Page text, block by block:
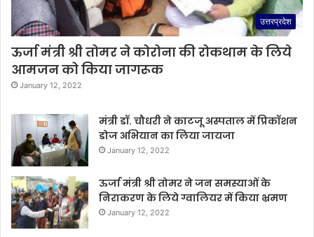
उत्तरप्रदेश
ऊर्जा मंत्री श्री तोमर ने कोरोना की रोकथाम के लिये
आमजन को किया जागरूक
January 12, 2022
मंत्री डॉ. चौधरी ने काटजू अस्पताल में प्रिकॉशन
डोज अभियान का लिया जायजा
January 12, 2022
ऊर्जा मंत्री श्री तोमर ने जन समस्याओं के
निराकरण के लिये ग्वालियर में किया भ्रमण
January 12, 2022